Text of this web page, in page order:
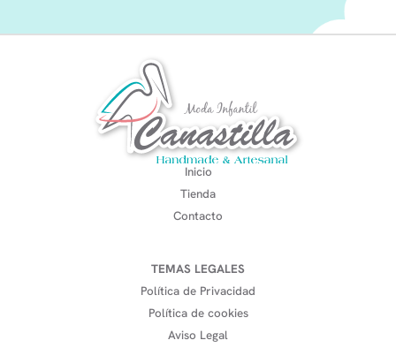
Inicio
Tienda
Contacto
TEMAS LEGALES
Política de Privacidad
Política de cookies
Aviso Legal